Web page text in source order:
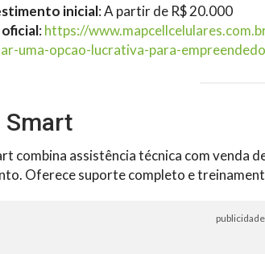
inicial: A partir de R$ 20.000
: https://
uma-opcao-lucrativa-para-
Smart
combina assistência técnica com venda
Oferece suporte completo e
publicidade